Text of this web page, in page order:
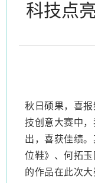
科技点
秋日硕果，喜
技创意大赛中
出，喜获佳绩
位鞋》、何拓
的作品在此次大